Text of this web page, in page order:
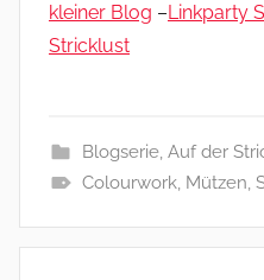
kleiner Blog –Linkparty
Stricklust
Blogserie, Auf der
Colourwork, Mützen,